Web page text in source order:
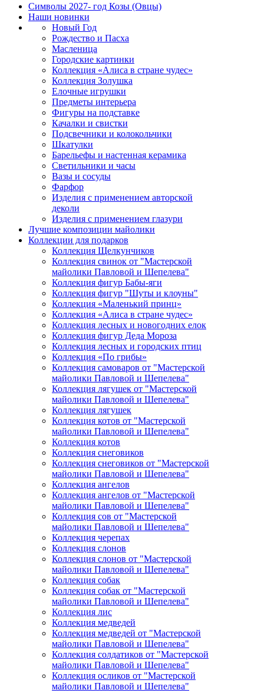
Символы 2027- год Козы (Овцы)
Наши новинки
Новый Год
Рождество и Пасха
Масленица
Городские картинки
Коллекция «Алиса в стране чудес»
Коллекция Золушка
Елочные игрушки
Предметы интерьера
Фигуры на подставке
Качалки и свистки
Подсвечники и колокольчики
Шкатулки
Барельефы и настенная керамика
Светильники и часы
Вазы и сосуды
Фарфор
Изделия с применением авторской
деколи
Изделия с применением глазури
Лучшие композиции майолики
Коллекции для подарков
Коллекция Щелкунчиков
Коллекция свинок от "Мастерской
майолики Павловой и Шепелева"
Коллекция фигур Бабы-яги
Коллекция фигур "Шуты и клоуны"
Коллекция «Маленький принц»
Коллекция «Алиса в стране чудес»
Коллекция лесных и новогодних елок
Коллекция фигур Деда Мороза
Коллекция лесных и городских птиц
Коллекция «По грибы»
Коллекция самоваров от "Мастерской
майолики Павловой и Шепелева"
Коллекция лягушек от "Мастерской
майолики Павловой и Шепелева"
Коллекция лягушек
Коллекция котов от "Мастерской
майолики Павловой и Шепелева"
Коллекция котов
Коллекция снеговиков
Коллекция снеговиков от "Мастерской
майолики Павловой и Шепелева"
Коллекция ангелов
Коллекция ангелов от "Мастерской
майолики Павловой и Шепелева"
Коллекция сов от "Мастерской
майолики Павловой и Шепелева"
Коллекция черепах
Коллекция слонов
Коллекция слонов от "Мастерской
майолики Павловой и Шепелева"
Коллекция собак
Коллекция собак от "Мастерской
майолики Павловой и Шепелева"
Коллекция лис
Коллекция медведей
Коллекция медведей от "Мастерской
майолики Павловой и Шепелева"
Коллекция солдатиков от "Мастерской
майолики Павловой и Шепелева"
Коллекция осликов от "Мастерской
майолики Павловой и Шепелева"